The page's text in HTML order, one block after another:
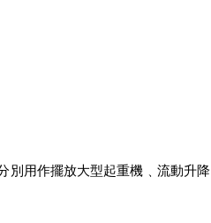
別用作擺放大型起重機﹑流動升降